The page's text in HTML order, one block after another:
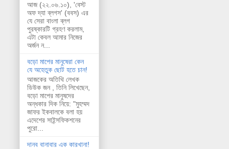
আজ (২২.০৬.১০), 'বেস্ট
অফ দ্যা ব্লগস' (ববস) এর
যে সেরা বাংলা ব্লগ
পুরষ্কারটি গ্রহণ করলাম,
এটা কেবল আমার নিজের
অর্জন ন...
বড়ো মাপের মানুষেরা কেন
যে অহেতুক ছোট হতে চান!
আজকের অতিথি লেখক
ডিউক জন , তিনি লিখেছেন,
বড়ো মাপের মানুষদের
অন্ধকার দিক নিয়ে: "মুহম্মদ
জাফর ইকবালকে বলা হয়
এদেশের সাইন্সফিকশনের
পুরো...
দানব বানাবার এক কারখানা!